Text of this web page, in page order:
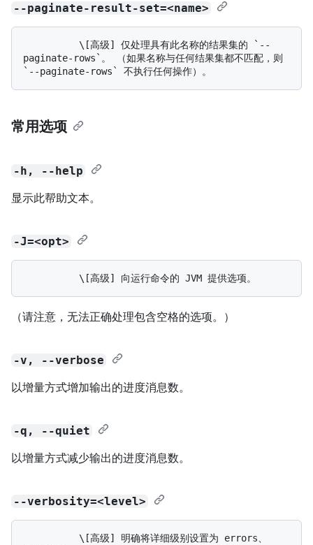
--paginate-result-set=<name>
paginate-rows`。 （如果名称与任何结果集都不匹配，则
常用选项
-h, --help
显示此帮助文本。
-J=<opt>
（请注意，无法正确处理包含空格的选项。）
-v, --verbose
以增量方式增加输出的进度消息数。
-q, --quiet
以增量方式减少输出的进度消息数。
--verbosity=<level>